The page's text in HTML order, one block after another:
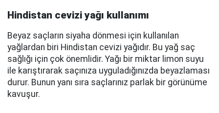
Hindistan cevizi yağı kullanımı
Beyaz saçların siyaha dönmesi için kullanılan
yağlardan biri Hindistan cevizi yağıdır. Bu yağ saç
sağlığı için çok önemlidir. Yağı bir miktar limon suyu
ile karıştırarak saçınıza uyguladığınızda beyazlaması
durur. Bunun yanı sıra saçlarınız parlak bir görünüme
kavuşur.